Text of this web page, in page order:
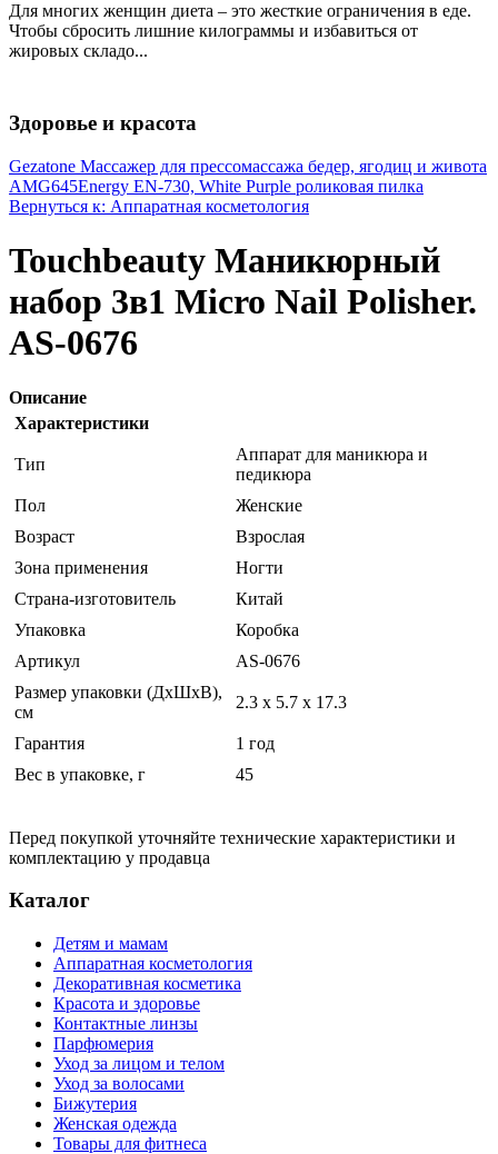
Для многих женщин диета – это жесткие ограничения в еде.
Чтобы сбросить лишние килограммы и избавиться от
жировых складо...
Здоровье и красота
Gezatone Массажер для прессомассажа бедер, ягодиц и живота
AMG645Energy EN-730, White Purple роликовая пилка
Вернуться к: Аппаратная косметология
Touchbeauty Маникюрный
набор 3в1 Micro Nail Polisher.
AS-0676
Описание
Характеристики
Тип
Аппарат для маникюра и
педикюра
Пол
Женские
Возраст
Взрослая
Зона применения
Ногти
Страна-изготовитель
Китай
Упаковка
Коробка
Артикул
AS-0676
Размер упаковки (ДхШхВ),
см
2.3 x 5.7 x 17.3
Гарантия
1 год
Вес в упаковке, г
45
Перед покупкой уточняйте технические характеристики и
комплектацию у продавца
Каталог
Детям и мамам
Аппаратная косметология
Декоративная косметика
Красота и здоровье
Контактные линзы
Парфюмерия
Уход за лицом и телом
Уход за волосами
Бижутерия
Женская одежда
Товары для фитнеса